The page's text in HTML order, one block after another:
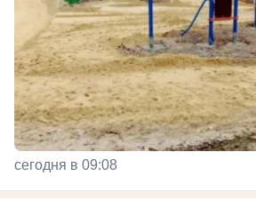
сегодня в 09:08